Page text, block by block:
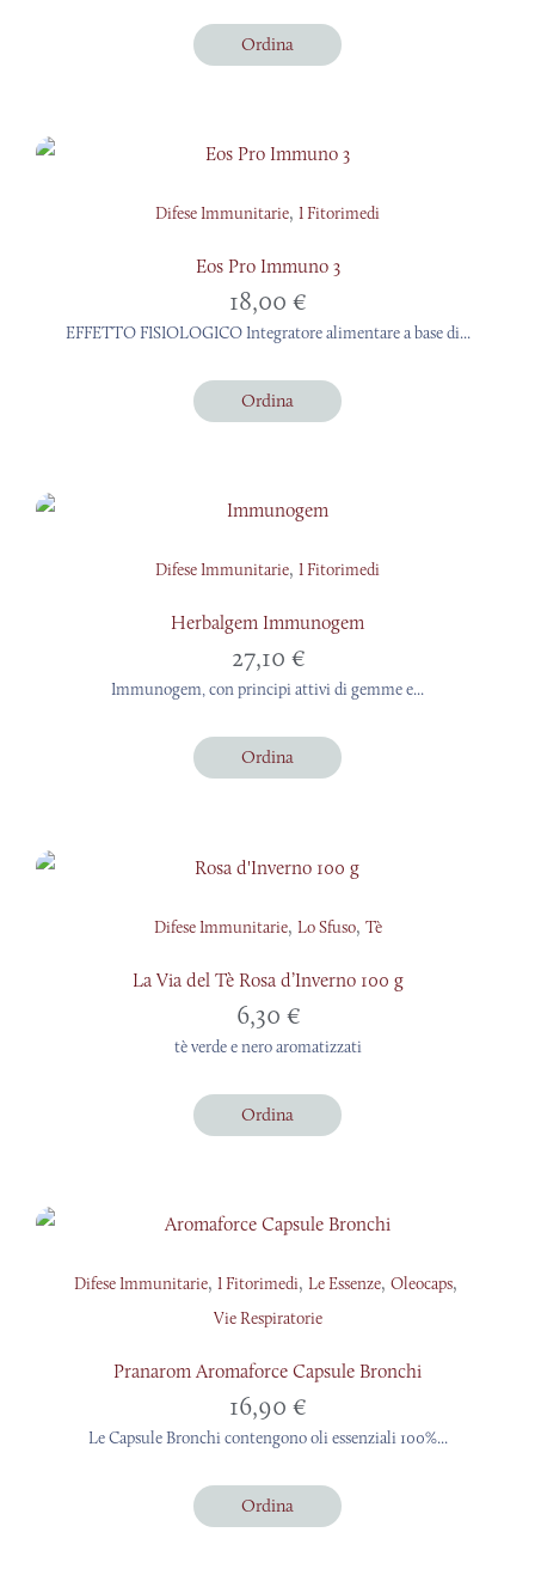
Ordina
Difese Immunitarie, I Fitorimedi
Eos Pro Immuno 3
18,00 €
EFFETTO FISIOLOGICO Integratore alimentare a base di...
Ordina
Difese Immunitarie, I Fitorimedi
Herbalgem Immunogem
27,10 €
Immunogem, con principi attivi di gemme e...
Ordina
Difese Immunitarie, Lo Sfuso, Tè
La Via del Tè Rosa d’Inverno 100 g
6,30 €
tè verde e nero aromatizzati
Ordina
Difese Immunitarie, I Fitorimedi, Le Essenze, Oleocaps,
Vie Respiratorie
Pranarom Aromaforce Capsule Bronchi
16,90 €
Le Capsule Bronchi contengono oli essenziali 100%...
Ordina